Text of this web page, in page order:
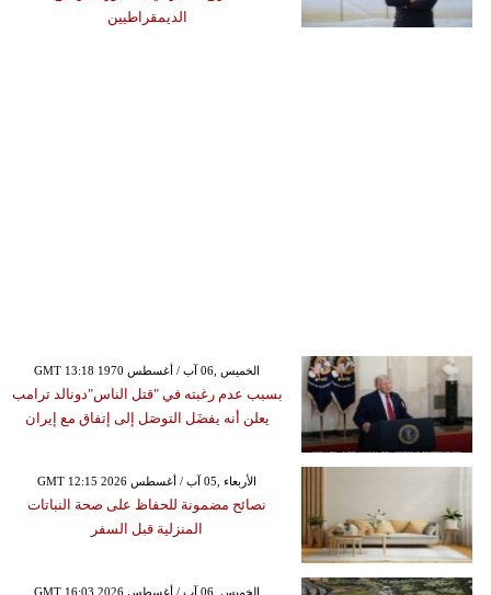
الديمقراطيين
GMT 13:18 1970 الخميس ,06 آب / أغسطس
بسبب عدم رغبته في "قتل الناس"دونالد ترامب
يعلن أنه يفضَل التوصَل إلى إتفاق مع إيران
GMT 12:15 2026 الأربعاء ,05 آب / أغسطس
نصائح مضمونة للحفاظ على صحة النباتات
المنزلية قبل السفر
GMT 16:03 2026 الخميس ,06 آب / أغسطس